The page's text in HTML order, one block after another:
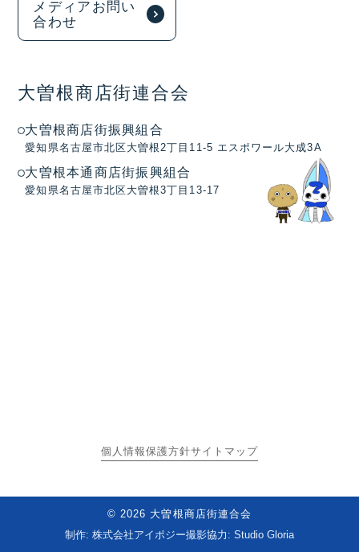
メディアお問い
合わせ
大曽根商店街連合会
大曽根商店街振興組合
愛知県名古屋市北区大曽根2丁目11-5 エスポワール大成3A
大曽根本通商店街振興組合
愛知県名古屋市北区大曽根3丁目13-17
個人情報保護方針サイトマップ
© 2026 大曽根商店街連合会
制作: 株式会社アイポジー撮影協力: Studio Gloria